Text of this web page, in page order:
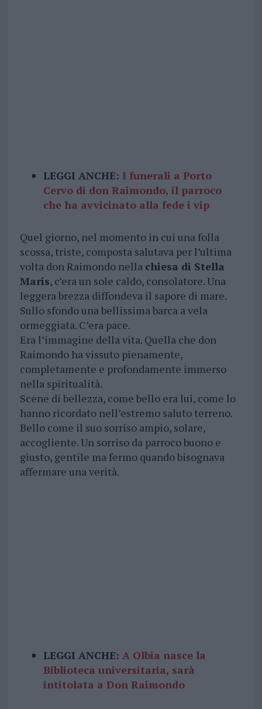
LEGGI ANCHE: I funerali a Porto
Cervo di don Raimondo, il parroco
che ha avvicinato alla fede i vip
Quel giorno, nel momento in cui una folla
scossa, triste, composta salutava per l’ultima
volta don Raimondo nella chiesa di Stella
Maris, c’era un sole caldo, consolatore. Una
leggera brezza diffondeva il sapore di mare.
Sullo sfondo una bellissima barca a vela
ormeggiata. C’era pace.
Era l’immagine della vita. Quella che don
Raimondo ha vissuto pienamente,
completamente e profondamente immerso
nella spiritualità.
Scene di bellezza, come bello era lui, come lo
hanno ricordato nell’estremo saluto terreno.
Bello come il suo sorriso ampio, solare,
accogliente. Un sorriso da parroco buono e
giusto, gentile ma fermo quando bisognava
affermare una verità.
LEGGI ANCHE: A Olbia nasce la
Biblioteca universitaria, sarà
intitolata a Don Raimondo